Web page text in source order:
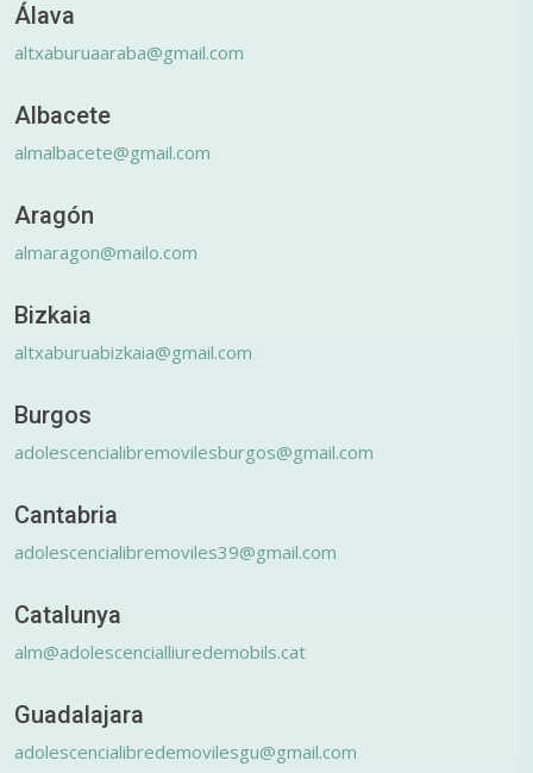
Álava
altxaburuaaraba@gmail.com
Albacete
almalbacete@gmail.com
Aragón
almaragon@mailo.com
Bizkaia
altxaburuabizkaia@gmail.com
Burgos
adolescencialibremovilesburgos@gmail.com
Cantabria
adolescencialibremoviles39@gmail.com
Catalunya
alm@adolescencialliuredemobils.cat
Guadalajara
adolescencialibredemovilesgu@gmail.com